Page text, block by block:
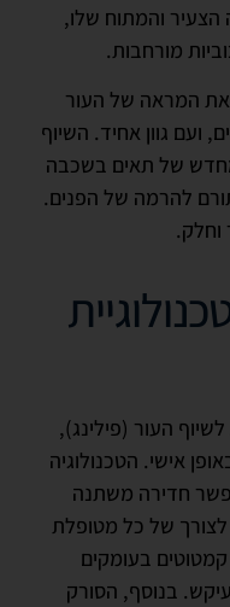
הצעיר והמתוח שלו,
מורחבות.
את המראה של העור
ועם גוון אחיד. השיוף
מחדש של תאים בשכבה
להרמה של הפנים.
וחלק.
טכנולוגיית הלייזר של Alma Lasers לשיוף העור (פילינג),
אישי. הטכנולוגיה
חדירה משתנה
של כל מטופלת
בעומקים
בנוסף, הסורק